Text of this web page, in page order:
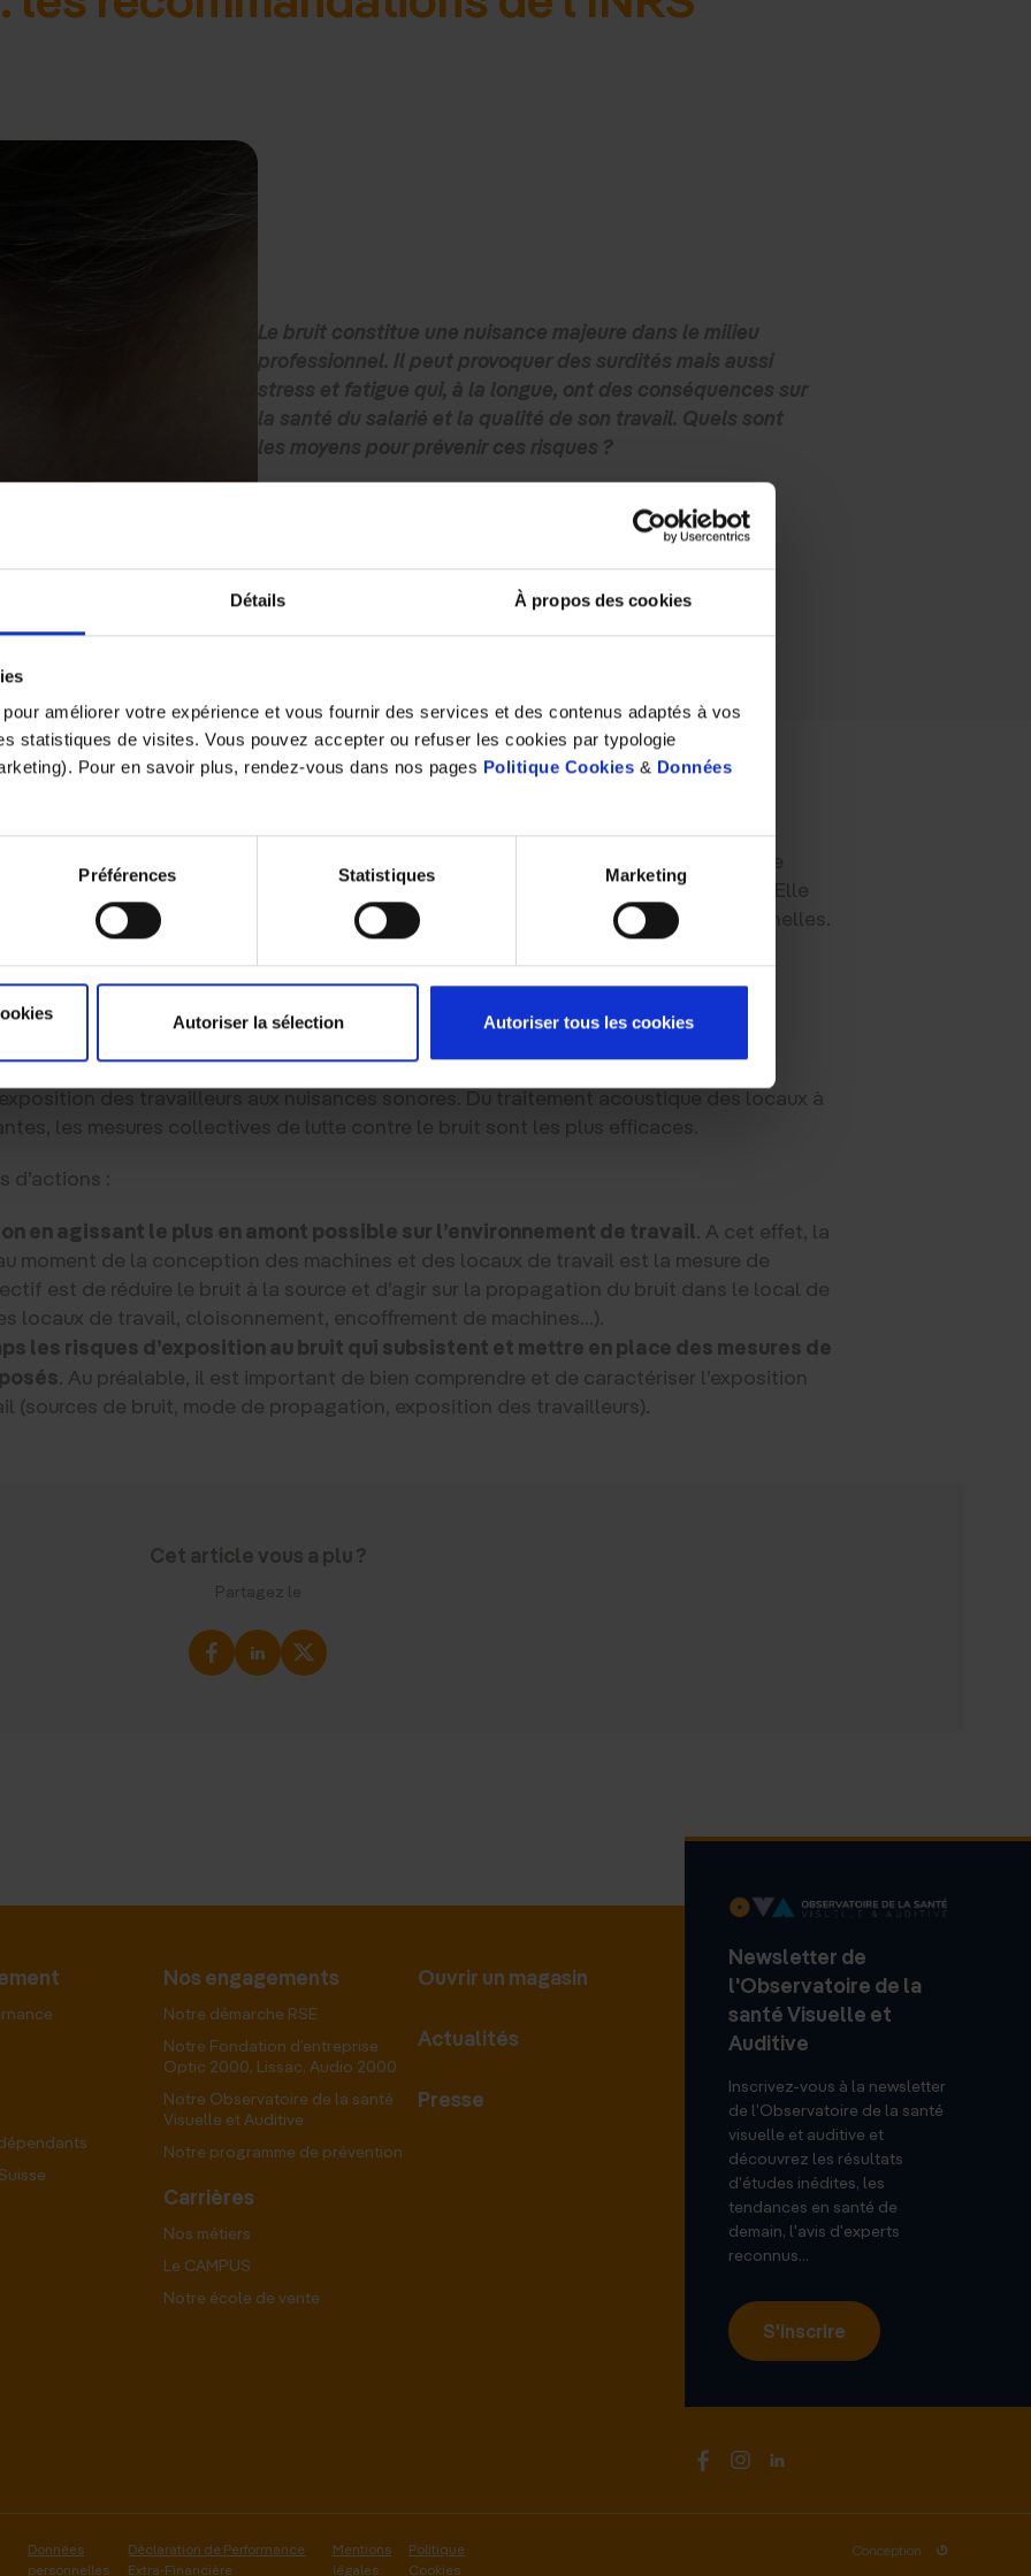
Détails À propos des cookies
améliorer votre expérience et vous fournir des services et des contenus adaptés à vos
statistiques de visites. Vous pouvez accepter ou refuser les cookies par typologie
Pour en savoir plus, rendez-vous dans nos pages Politique Cookies & Données
Préférences Statistiques Marketing
Autoriser la sélection Autoriser tous les cookies
Le bruit constitue une nuisance majeure dans le milieu
professionnel. Il peut provoquer des surdités mais aussi
stress et fatigue qui, à la longue, ont des conséquences sur
la santé du salarié et la qualité de son travail. Quels sont
les moyens pour prévenir ces risques ?
conséquences sur la santé ?
à partir d’un niveau de 80 décibels durant une journée de travail de 8 heures. Si le
à 130 décibels), toute exposition, même de très courte durée, est dangereuse. Elle
irréversible. Les surdités peuvent être reconnues comme maladies professionnelles.
Il peut nuire également à la qualité du travail et peut même être à l’origine
.
des travailleurs aux nuisances sonores ?
des travailleurs aux nuisances sonores. Du traitement acoustique des locaux à
les mesures collectives de lutte contre le bruit sont les plus efficaces.
d’actions :
en agissant le plus en amont possible sur l’environnement de travail. A cet effet, la
moment de la conception des machines et des locaux de travail est la mesure de
est de réduire le bruit à la source et d’agir sur la propagation du bruit dans le local de
locaux de travail, cloisonnement, encoffrement de machines…).
les risques d’exposition au bruit qui subsistent et mettre en place des mesures de
. Au préalable, il est important de bien comprendre et de caractériser l’exposition
(sources de bruit, mode de propagation, exposition des travailleurs).
Cet article vous a plu ?
Partagez le
Nos engagements
Notre démarche RSE
Notre Fondation d’entreprise
Optic 2000, Lissac, Audio 2000
Notre Observatoire de la santé
Visuelle et Auditive
Notre programme de prévention
Carrières
Nos métiers
Le CAMPUS
Notre école de vente
Ouvrir un magasin
Actualités
Presse
Newsletter de
l'Observatoire de la
santé Visuelle et
Auditive
Inscrivez-vous à la newsletter
de l'Observatoire de la santé
visuelle et auditive et
découvrez les résultats
d'études inédites, les
tendances en santé de
demain, l'avis d'experts
reconnus...
S'inscrire
Données
personnelles
Déclaration de Performance
Extra-Financière
Mentions
légales
Politique
Cookies
Conception